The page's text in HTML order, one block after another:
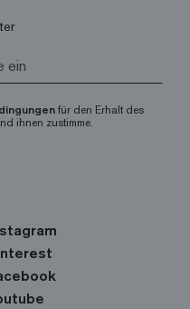
für den Erhalt des
ihnen zustimme.